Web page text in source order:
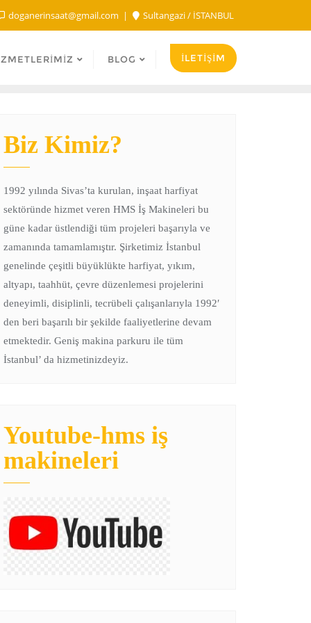
doganerinsaat@gmail.com Sultangazi / İSTANBUL
BLOG İLETİŞİM
Biz Kimiz?
1992 yılında Sivas’ta kurulan, inşaat harfiyat
sektöründe hizmet veren HMS İş Makineleri bu
güne kadar üstlendiği tüm projeleri başarıyla ve
zamanında tamamlamıştır. Şirketimiz İstanbul
genelinde çeşitli büyüklükte harfiyat, yıkım,
altyapı, taahhüt, çevre düzenlemesi projelerini
deneyimli, disiplinli, tecrübeli çalışanlarıyla 1992′
den beri başarılı bir şekilde faaliyetlerine devam
etmektedir. Geniş makina parkuru ile tüm
İstanbul’ da hizmetinizdeyiz.
Youtube-hms iş
makineleri